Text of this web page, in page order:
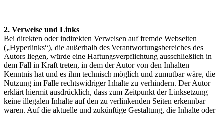
2. Verweise und Links
Bei direkten oder indirekten Verweisen auf fremde Webseiten
(„Hyperlinks“), die außerhalb des Verantwortungsbereiches des
Autors liegen, würde eine Haftungsverpflichtung ausschließlich in
dem Fall in Kraft treten, in dem der Autor von den Inhalten
Kenntnis hat und es ihm technisch möglich und zumutbar wäre, die
Nutzung im Falle rechtswidriger Inhalte zu verhindern. Der Autor
erklärt hiermit ausdrücklich, dass zum Zeitpunkt der Linksetzung
keine illegalen Inhalte auf den zu verlinkenden Seiten erkennbar
waren. Auf die aktuelle und zukünftige Gestaltung, die Inhalte oder